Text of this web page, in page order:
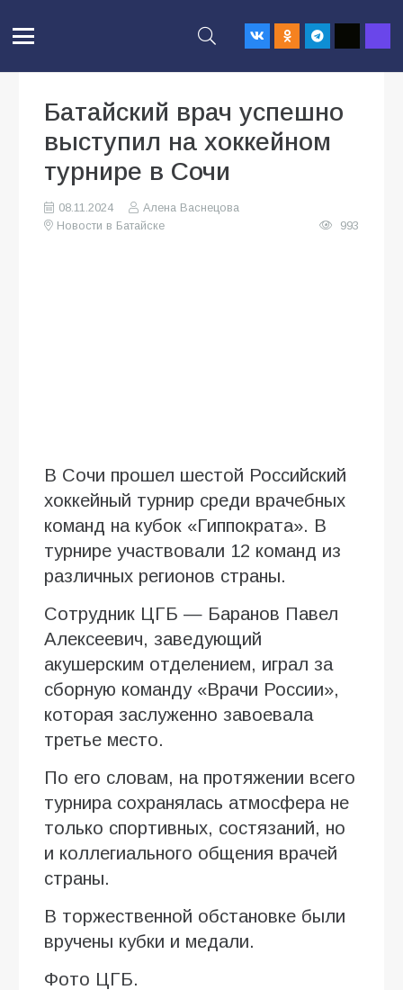
Батайский врач успешно
выступил на хоккейном
турнире в Сочи
08.11.2024
Алена Васнецова
Новости в Батайске
993
В Сочи прошел шестой Российский
хоккейный турнир среди врачебных
команд на кубок «Гиппократа». В
турнире участвовали 12 команд из
различных регионов страны.
Сотрудник ЦГБ — Баранов Павел
Алексеевич, заведующий
акушерским отделением, играл за
сборную команду «Врачи России»,
которая заслуженно завоевала
третье место.
По его словам, на протяжении всего
турнира сохранялась атмосфера не
только спортивных, состязаний, но
и коллегиального общения врачей
страны.
В торжественной обстановке были
вручены кубки и медали.
Фото ЦГБ.